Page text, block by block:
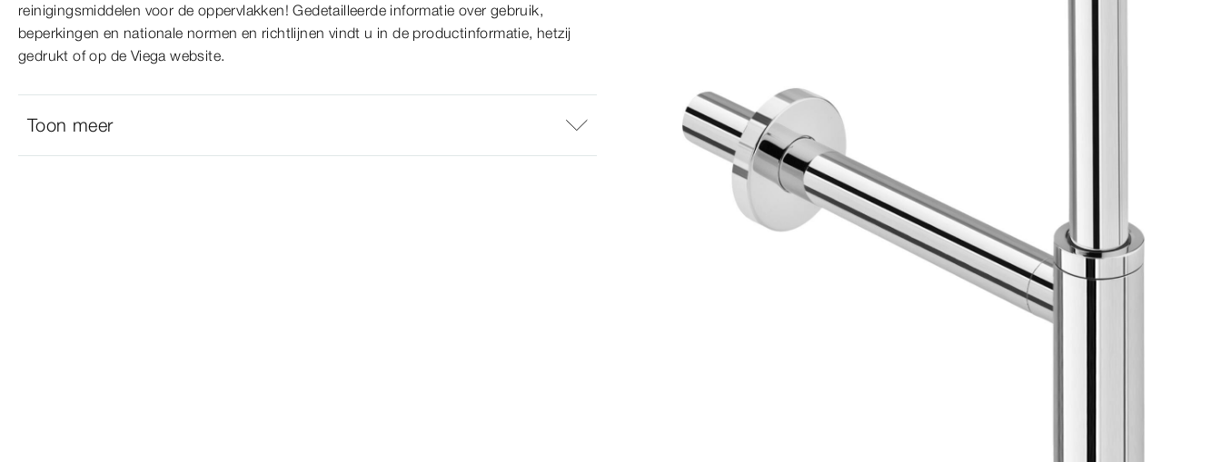
reinigingsmiddelen voor de oppervlakken! Gedetailleerde informatie over gebruik,
beperkingen en nationale normen en richtlijnen vindt u in de productinformatie, hetzij
gedrukt of op de Viega website.
Toon meer